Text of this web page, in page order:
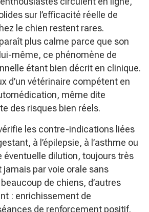
sur l’efficacité réelle de
le chien restent rares.
plus calme parce que son
même, ce phénomène de
étant bien décrit en clinique.
d’un vétérinaire compétent en
même dite
des risques bien réels.
les contre-indications liées
à l’épilepsie, à l’asthme ou
éventuelle dilution, toujours très
jamais par voie orale sans
de chiens, d’autres
: enrichissement de
de renforcement positif,